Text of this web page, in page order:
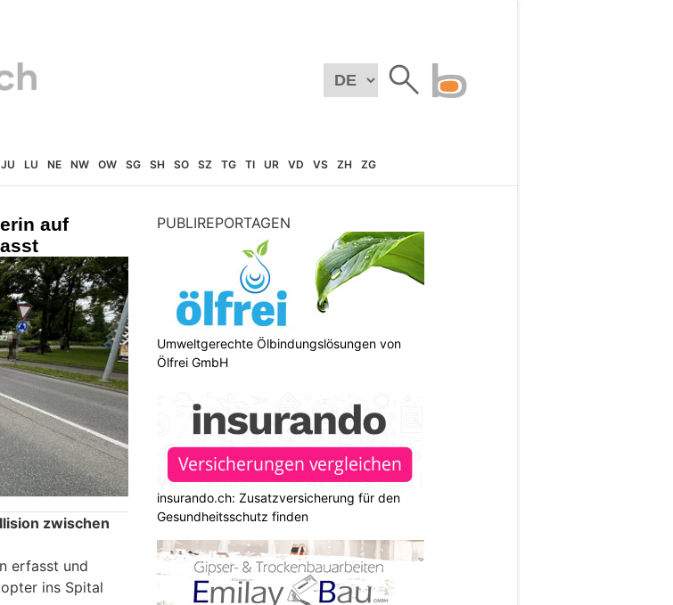
JU LU NE NW OW SG SH SO SZ TG TI UR VD VS ZH ZG
auf
zwischen
erfasst und
ins Spital
PUBLIREPORTAGEN
Umweltgerechte Ölbindungslösungen von
Ölfrei GmbH
insurando.ch: Zusatzversicherung für den
Gesundheitsschutz finden